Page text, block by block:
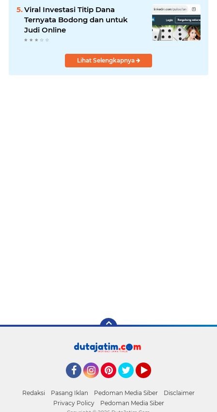
Viral Investasi Titip Dana
Ternyata Bodong dan untuk
Judi Online
Lihat Selengkapnya
Redaksi Pasang Iklan Pedoman Media Siber
Disclaimer
Privacy Policy
Pedoman Media Siber